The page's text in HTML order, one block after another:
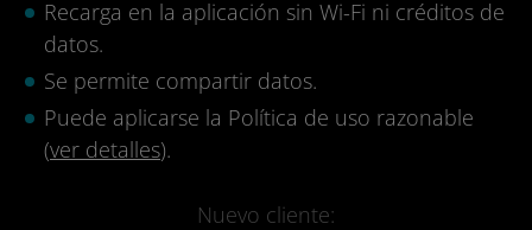
Recarga en la aplicación sin Wi-Fi ni créditos de
datos.
Se permite compartir datos.
Puede aplicarse la Política de uso razonable
(ver detalles).
Nuevo cliente: